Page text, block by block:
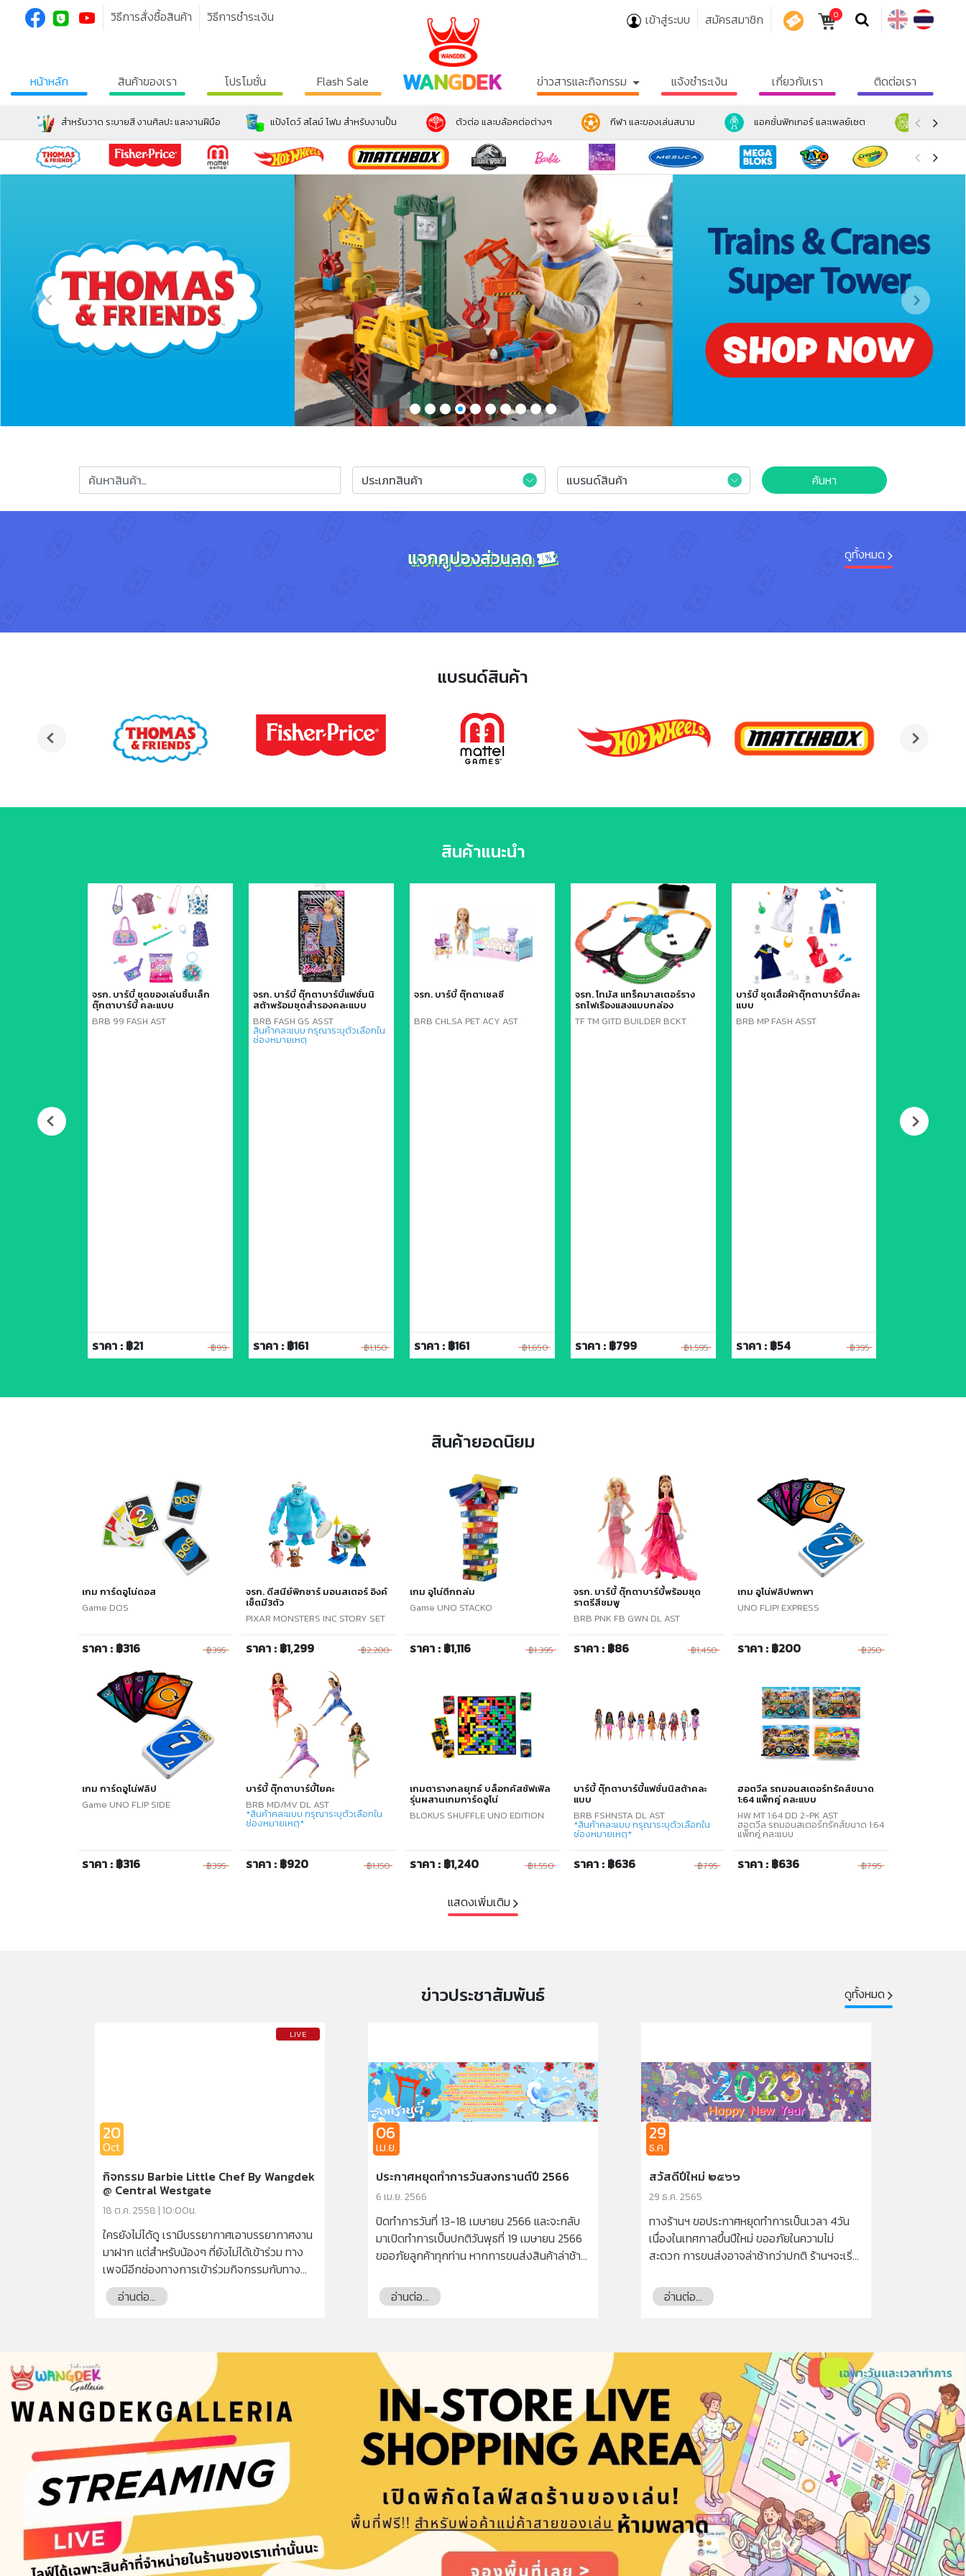
วิธีการสั่งซื้อสินค้า วิธีการชำระเงิน เข้าสู่ระบบ สมัครสมาชิก 0
หน้าหลัก สินค้าของเรา โปรโมชั่น Flash Sale ข่าวสารและกิจกรรม แจ้งชำระเงิน เกี่ยวกับเรา ติดต่อเรา
สำหรับวาด ระบายสี งานศิลปะ และงานฝีมือ แป้งโดว์ สไลม์ โฟม สำหรับงานปั้น ตัวต่อ และบล้อคต่อต่างๆ กีฬา และของเล่นสนาม แอคชั่นฟิกเกอร์ และเพลย์เซต ตุ๊กตา แล
ค้นหา
ดูทั้งหมด
แบรนด์สินค้า
สินค้าแนะนำ
ฑ์แบบการ์ด
รอยยับจากการ
เป็นรหัส
จรก. บาร์บี้ ชุดของเล่นชิ้นเล็ก
ตุ๊กตาบาร์บี้ คละแบบ
BRB 99 FASH AST
ราคา : ฿21 ฿99
จรก. บาร์บี้ ตุ๊กตาบาร์บี้แฟชั่นนิ
สต้าพร้อมชุดสำรองคละแบบ
BRB FASH GS ASST
สินค้าคละแบบ กรุณาระบุตัวเลือกใน
ช่องหมายเหตุ
ราคา : ฿161 ฿1,150
จรก. บาร์บี้ ตุ๊กตาเชลซี
BRB CHLSA PET ACY AST
ราคา : ฿161 ฿1,650
จรก. โทมัส แทร็คมาสเตอร์ราง
รถไฟเรืองแสงแบบกล่อง
TF TM GITD BUILDER BCKT
ราคา : ฿799 ฿1,595
บาร์บี้ ชุดเสื้อผ้าตุ๊กตาบาร์บี้คละ
แบบ
BRB MP FASH ASST
ราคา : ฿54 ฿395
สินค้ายอดนิยม
เกม การ์ดอูโน่ดอส
Game DOS
ราคา : ฿316 ฿395
จรก. ดีสนีย์พิกซาร์ มอนสเตอร์ อิงค์
เซ็ตมี3ตัว
PIXAR MONSTERS INC STORY SET
ราคา : ฿1,299 ฿2,200
เกม อูโน่ตึกถล่ม
Game UNO STACKO
ราคา : ฿1,116 ฿1,395
จรก. บาร์บี้ ตุ๊กตาบาร์บี้พร้อมชุด
ราตรีสีชมพู
BRB PNK FB GWN DL AST
ราคา : ฿86 ฿1,450
เกม อูโน่ฟลิปพกพา
UNO FLIP! EXPRESS
ราคา : ฿200 ฿250
เกม การ์ดอูโน่ฟลิป
Game UNO FLIP SIDE
ราคา : ฿316 ฿395
บาร์บี้ ตุ๊กตาบาร์บี้โยคะ
BRB MD/MV DL AST
*สินค้าคละแบบ กรุณาระบุตัวเลือกใน
ช่องหมายเหตุ*
ราคา : ฿920 ฿1,150
เกมตารางกลยุทธ์ บล็อกคัสชัฟเฟิล
รุ่นผสานเกมการ์ดอูโน่
BLOKUS SHUFFLE UNO EDITION
ราคา : ฿1,240 ฿1,550
บาร์บี้ ตุ๊กตาบาร์บี้แฟชั่นนิสต้าคละ
แบบ
BRB FSHNSTA DL AST
*สินค้าคละแบบ กรุณาระบุตัวเลือกใน
ช่องหมายเหตุ*
ราคา : ฿636 ฿795
ฮอตวีล รถมอนสเตอร์ทรัคส์ขนาด
1:64 แพ็กคู่ คละแบบ
HW MT 1:64 DD 2-PK AST
ฮอตวีล รถมอนสเตอร์ทรัคส์ขนาด 1:64
แพ็กคู่ คละแบบ
ราคา : ฿636 ฿795
แสดงเพิ่มเติม
ข่าวประชาสัมพันธ์ ดูทั้งหมด
20
Oct
LIVE
กิจกรรม Barbie Little Chef By Wangdek
@ Central Westgate
18 ต.ค. 2558 | 10:00น.
ใครยังไม่ได้ดู เรามีบรรยากาศเอาบรรยากาศงาน
มาฝาก แต่สำหรับน้องๆ ที่ยังไม่ได้เข้าร่วม ทาง
เพจมีอีกช่องทางการเข้าร่วมกิจกรรมกับทาง
Central โดยซื้อสินค้าของ Barbie ที่แผนก
อ่านต่อ...
เม.ย.
ประกาศหยุดทำการวันสงกรานต์ปี 2566
6 เม.ย. 2566
ปิดทำการวันที่ 13-18 เมษายน 2566 และจะกลับ
มาเปิดทำการเป็นปกติวันพุธที่ 19 เมษายน 2566
ขออภัยลูกค้าทุกท่าน หากการขนส่งสินค้าล่าช้า
อ่านต่อ...
ธ.ค.
สวัสดีปีใหม่ ๒๕๖๖
29 ธ.ค. 2565
ทางร้านฯ ขอประกาศหยุดทำการเป็นเวลา 4วัน
เนื่องในเทศกาลขึ้นปีใหม่ ขออภัยในความไม่
สะดวก การขนส่งอาจล่าช้ากว่าปกติ ร้านฯจะเริ่ม
ติดต่อสอบถามเพิ่มเติมได้ที่ LINE OA:
@WANGDEKGALLERIA หรือ โทร. 093-649-
อ่านต่อ...